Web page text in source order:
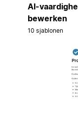
AI-
bewerken
10 sjablonen